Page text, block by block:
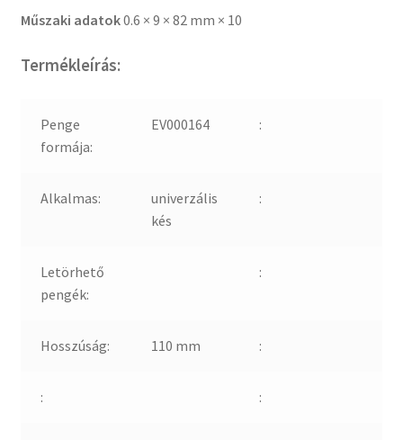
Műszaki adatok0.6 × 9 × 82 mm × 10
Termékleírás:
Penge
formája:
EV000164 :
Alkalmas:
univerzális
kés
:
Letörhető
pengék:
:
Hosszúság: 110 mm :
: :